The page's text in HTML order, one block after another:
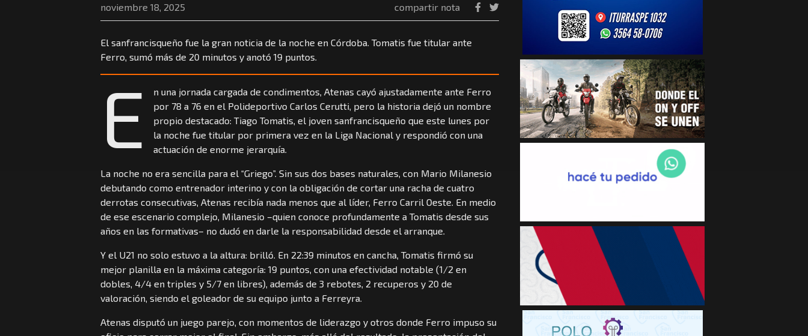
noviembre 18, 2025 compartir nota
El sanfrancisqueño fue la gran noticia de la noche en Córdoba. Tomatis fue titular ante
Ferro, sumó más de 20 minutos y anotó 19 puntos.
E
n una jornada cargada de condimentos, Atenas cayó ajustadamente ante Ferro
por 78 a 76 en el Polideportivo Carlos Cerutti, pero la historia dejó un nombre
propio destacado: Tiago Tomatis, el joven sanfrancisqueño que este lunes por
la noche fue titular por primera vez en la Liga Nacional y respondió con una
actuación de enorme jerarquía.
La noche no era sencilla para el “Griego”. Sin sus dos bases naturales, con Mario Milanesio
debutando como entrenador interino y con la obligación de cortar una racha de cuatro
derrotas consecutivas, Atenas recibía nada menos que al líder, Ferro Carril Oeste. En medio
de ese escenario complejo, Milanesio –quien conoce profundamente a Tomatis desde sus
años en las formativas– no dudó en darle la responsabilidad desde el arranque.
Y el U21 no solo estuvo a la altura: brilló. En 22:39 minutos en cancha, Tomatis firmó su
mejor planilla en la máxima categoría: 19 puntos, con una efectividad notable (1/2 en
dobles, 4/4 en triples y 5/7 en libres), además de 3 rebotes, 2 recuperos y 20 de
valoración, siendo el goleador de su equipo junto a Ferreyra.
Atenas disputó un juego parejo, con momentos de liderazgo y otros donde Ferro impuso su